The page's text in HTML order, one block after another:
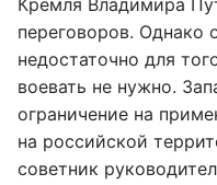
Кремля Владимира
переговоров. Однако
недостаточно для
воевать не нужно.
ограничение на
на российской
советник